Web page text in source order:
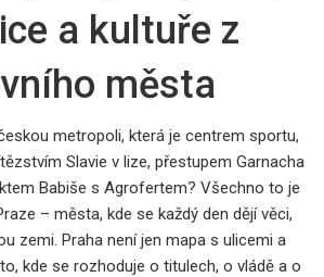
a kultuře z
města
metropoli, která je centrem sportu,
Slavie v lize, přestupem Garnacha
Babiše s Agrofertem? Všechno to je
– města, kde se každý den dějí věci,
zemi. Praha není jen mapa s ulicemi a
kde se rozhoduje o titulech, o vládě a o